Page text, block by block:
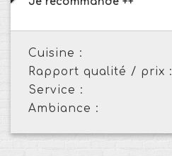
Cuisine :
Rapport qualité / prix :
Service :
Ambiance :